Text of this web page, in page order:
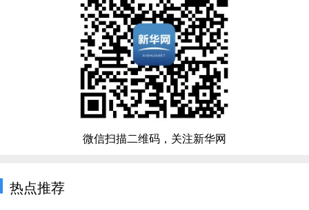
微信扫描二维码，关注新华网
热点推荐